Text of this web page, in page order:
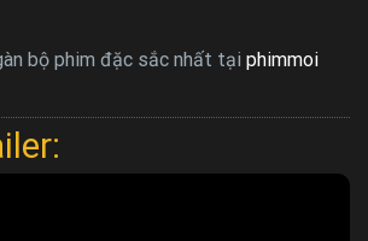
bộ phim đặc sắc nhất tại phimmoi